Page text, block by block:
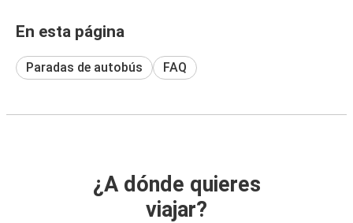
En esta página
Paradas de autobús FAQ
¿A dónde quieres
viajar?